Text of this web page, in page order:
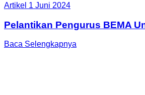
Artikel 1 Juni 2024
Pelantikan Pengurus BEMA
Baca Selengkapnya